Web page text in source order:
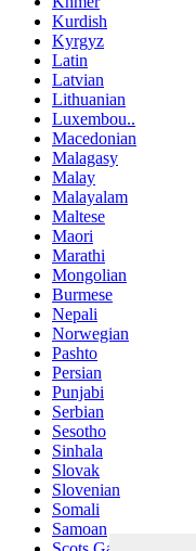
Kurdish
Kyrgyz
Latin
Latvian
Lithuanian
Luxembou..
Macedonian
Malagasy
Malay
Malayalam
Maltese
Maori
Marathi
Mongolian
Burmese
Nepali
Norwegian
Pashto
Persian
Punjabi
Serbian
Sesotho
Sinhala
Slovak
Slovenian
Somali
Samoan